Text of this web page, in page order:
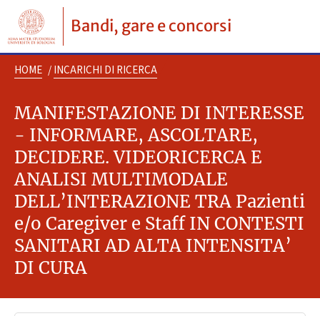
Bandi, gare e concorsi
HOME / INCARICHI DI RICERCA
MANIFESTAZIONE DI INTERESSE
- INFORMARE, ASCOLTARE,
DECIDERE. VIDEORICERCA E
ANALISI MULTIMODALE
DELL’INTERAZIONE TRA Pazienti
e/o Caregiver e Staff IN CONTESTI
SANITARI AD ALTA INTENSITA’
DI CURA